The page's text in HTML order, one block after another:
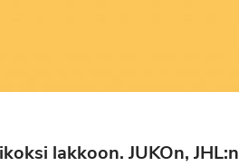
lakkoon. JUKOn, JHL:n